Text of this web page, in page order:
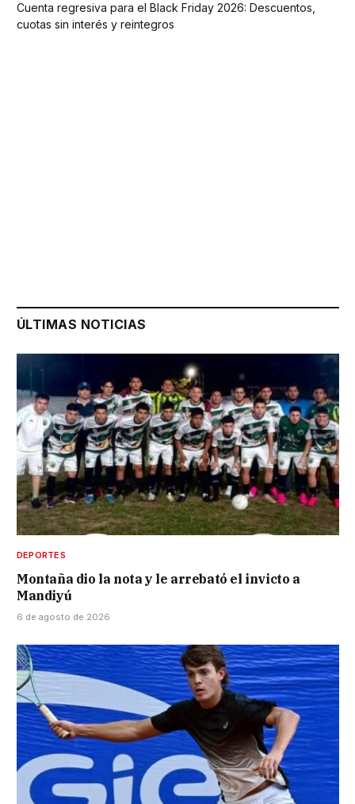
Cuenta regresiva para el Black Friday 2026: Descuentos,
cuotas sin interés y reintegros
ÚLTIMAS NOTICIAS
DEPORTES
Montaña dio la nota y le arrebató el invicto a
Mandiyú
6 de agosto de 2026